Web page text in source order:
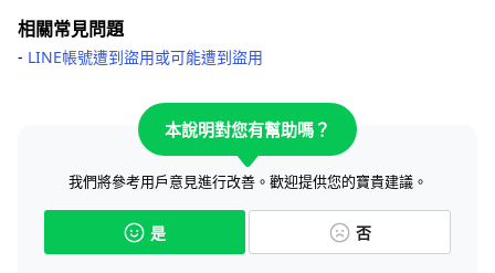
相關常見問題
‐ LINE帳號遭到盜用或可能遭到盜用
本說明對您有幫助嗎？
我們將參考用戶意見進行改善。歡迎提供您的寶貴建議。
是 否